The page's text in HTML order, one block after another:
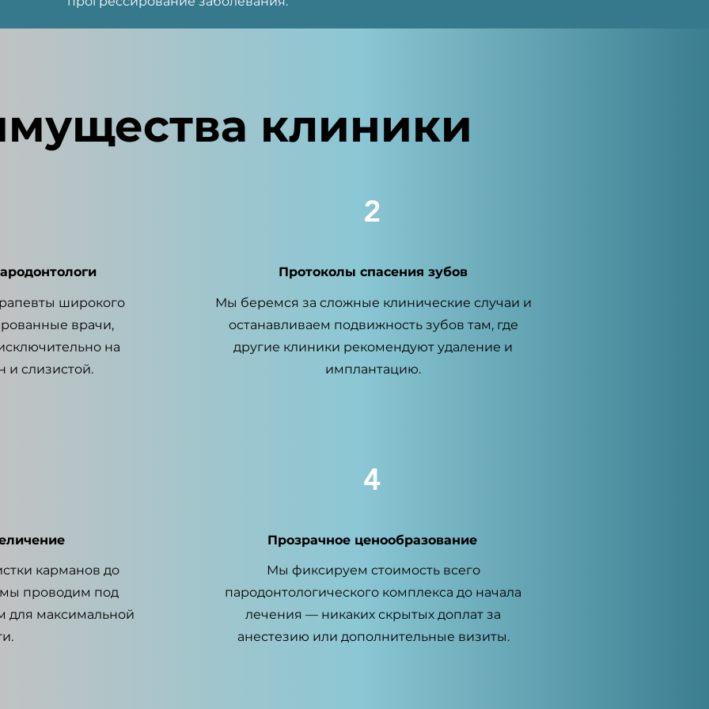
клиники
широкого
врачи,
на
и слизистой.
2
Протоколы спасения зубов
Мы беремся за сложные клинические случаи и
останавливаем подвижность зубов там, где
другие клиники рекомендуют удаление и
имплантацию.
карманов до
проводим под
для максимальной
4
Прозрачное ценообразование
Мы фиксируем стоимость всего
пародонтологического комплекса до начала
лечения — никаких скрытых доплат за
анестезию или дополнительные визиты.